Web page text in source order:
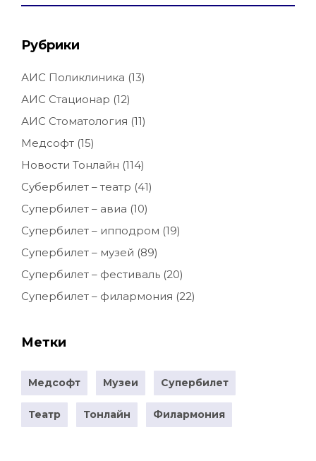
Рубрики
АИС Поликлиника (13)
АИС Стационар (12)
АИС Стоматология (11)
Медсофт (15)
Новости Тонлайн (114)
Субербилет – театр (41)
Супербилет – авиа (10)
Супербилет – ипподром (19)
Супербилет – музей (89)
Супербилет – фестиваль (20)
Супербилет – филармония (22)
Метки
Медсофт Музеи Супербилет
Театр Тонлайн Филармония